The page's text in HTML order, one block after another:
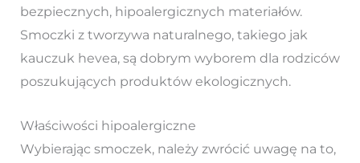
bezpiecznych, hipoalergicznych materiałów.
Smoczki z tworzywa naturalnego, takiego jak
kauczuk hevea, są dobrym wyborem dla rodziców
poszukujących produktów ekologicznych.
Właściwości hipoalergiczne
Wybierając smoczek, należy zwrócić uwagę na to,